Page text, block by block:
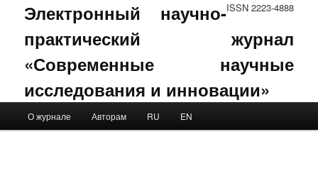
ISSN 2223-4888
Электронный научно-
практический журнал
«Современные научные
исследования и инновации»
Skip to primary content
Skip to secondary content
О журнале Авторам RU EN